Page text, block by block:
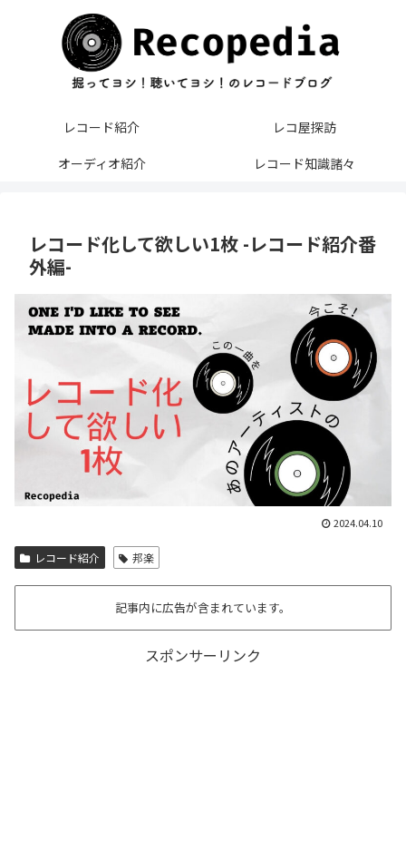
レコード紹介
レコ屋探訪
オーディオ紹介
レコード知識諸々
レコード化して欲しい1枚 -レコード紹介番
外編-
2024.04.10
レコード紹介 邦楽
記事内に広告が含まれています。
スポンサーリンク